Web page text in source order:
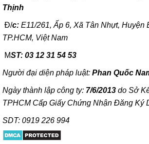
Thịnh
Đ/c: E11/261, Ấp 6, Xã Tân Nhựt, Huyện
TP.HCM, Việt Nam
MST: 03 12 31 54 53
Người đại diện pháp luật: Phan Quốc
Ngày thành lập công ty: 7/6/2013 do Sở
TPHCM Cấp Giấy Chứng Nhận Đăng Ký
SDT: 0919 226 994